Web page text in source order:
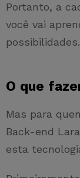
Portanto, a
você vai
possibilidades.
O que
Mas para
Back-end
esta